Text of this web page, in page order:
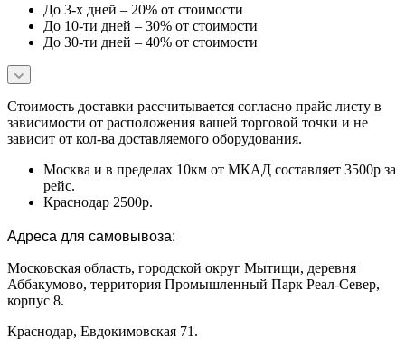
До 3-х дней – 20% от стоимости
До 10-ти дней – 30% от стоимости
До 30-ти дней – 40% от стоимости
Стоимость доставки расcчитывается согласно прайс листу в
зависимости от расположения вашей торговой точки и не
зависит от кол-ва доставляемого оборудования.
Москва и в пределах 10км от МКАД составляет 3500р за
рейс.
Краснодар 2500р.
Адреса для самовывоза:
Московская область, городской округ Мытищи, деревня
Аббакумово, территория Промышленный Парк Реал-Север,
корпус 8.
Краснодар, Евдокимовская 71.